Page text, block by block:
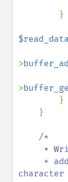
$read_data
>
>
/*